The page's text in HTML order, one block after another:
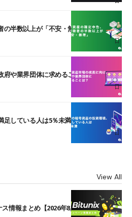
の半数以上が「不安・無理」
府や業界団体に求めることは？
足している人は5％未満
View All
情報まとめ【2026年8月最新】